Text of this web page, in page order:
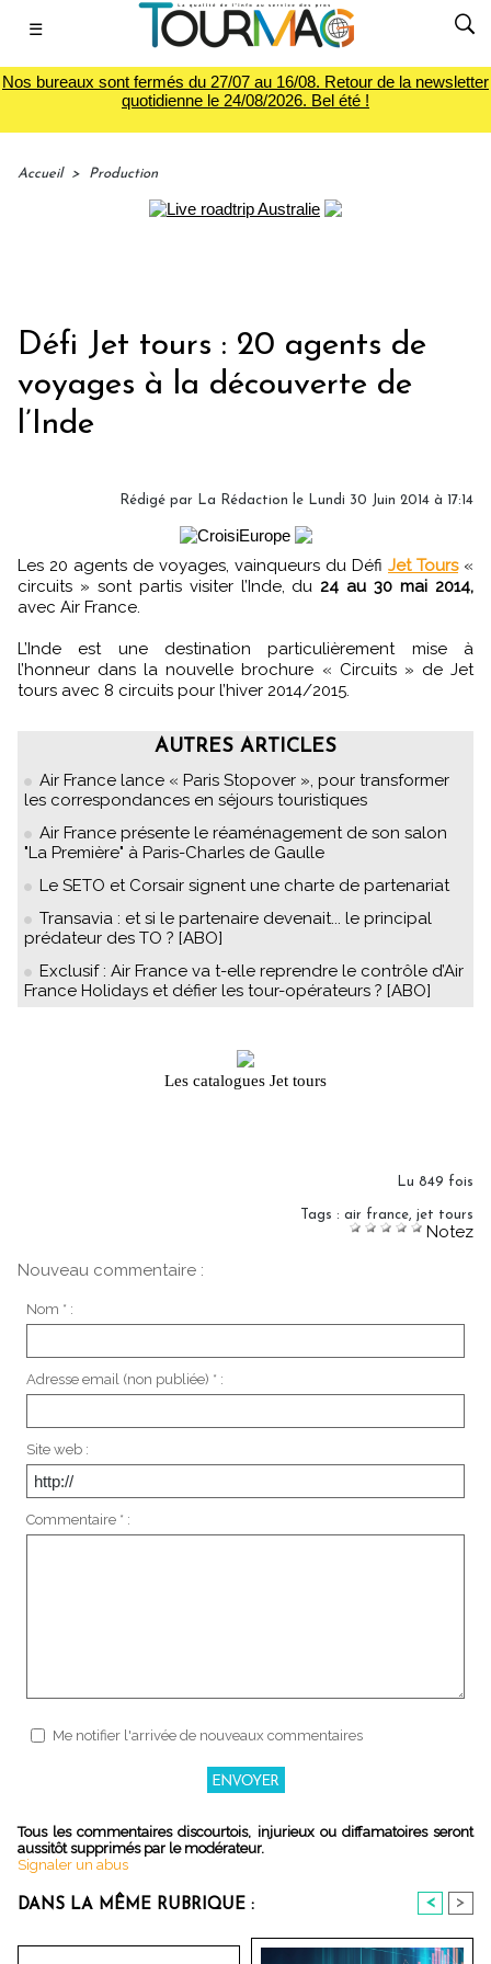
☰
Nos bureaux sont fermés du 27/07 au 16/08. Retour de la newsletter
quotidienne le 24/08/2026. Bel été !
Accueil > Production
Défi Jet tours : 20 agents de
voyages à la découverte de
l’Inde
Rédigé par La Rédaction le Lundi 30 Juin 2014 à 17:14
Les 20 agents de voyages, vainqueurs du Défi Jet Tours«
circuits » sont partis visiter l’Inde, du 24 au 30 mai 2014,
avec Air France.
L’Inde est une destination particulièrement mise à
l’honneur dans la nouvelle brochure « Circuits » de Jet
tours avec 8 circuits pour l’hiver 2014/2015.
AUTRES ARTICLES
Air France lance « Paris Stopover », pour transformer
les correspondances en séjours touristiques
Air France présente le réaménagement de son salon
"La Première" à Paris-Charles de Gaulle
Le SETO et Corsair signent une charte de partenariat
Transavia : et si le partenaire devenait... le principal
prédateur des TO ? [ABO]
Exclusif : Air France va t-elle reprendre le contrôle d’Air
France Holidays et défier les tour-opérateurs ? [ABO]
Les catalogues Jet tours
Lu 849 fois
Tags : air france, jet tours
Notez
Nouveau commentaire :
Nom * :
Adresse email (non publiée) * :
Site web :
Commentaire * :
Me notifier l'arrivée de nouveaux commentaires
Tous les commentaires discourtois, injurieux ou diffamatoires seront
aussitôt supprimés par le modérateur.
Signaler un abus
DANS LA MÊME RUBRIQUE : < >